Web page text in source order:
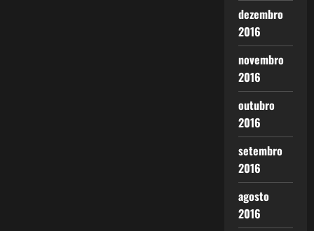
dezembro
2016
novembro
2016
outubro
2016
setembro
2016
agosto
2016